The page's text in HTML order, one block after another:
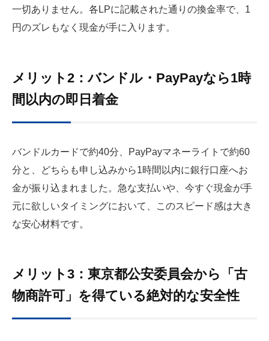
一切ありません。各LPに記載された通りの換金率で、1
円のズレもなく現金が手に入ります。
メリット2：バンドル・PayPayなら1時
間以内の即日着金
バンドルカードで約40分、PayPayマネーライトで約60
分と、どちらも申し込みから1時間以内に銀行口座へお
金が振り込まれました。急な支払いや、今すぐ現金が手
元に欲しいタイミングにおいて、このスピード感は大き
な安心材料です。
メリット3：東京都公安委員会から「古
物商許可」を得ている絶対的な安全性